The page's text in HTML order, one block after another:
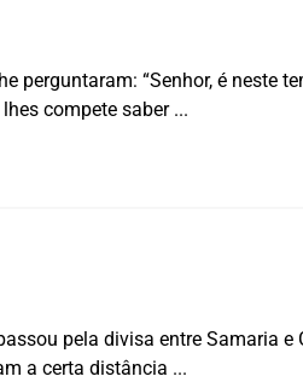
perguntaram: “Senhor, é neste
lhes compete saber
pela divisa entre Samaria e
a certa distância